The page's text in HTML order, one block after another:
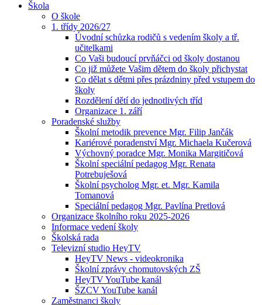
Škola
O škole
1. třídy 2026/27
Úvodní schůzka rodičů s vedením školy a tř.
učitelkami
Co Vaši budoucí prvňáčci od školy dostanou
Co již můžete Vašim dětem do školy přichystat
Co dělat s dětmi přes prázdniny před vstupem do
školy
Rozdělení dětí do jednotlivých tříd
Organizace 1. září
Poradenské služby
Školní metodik prevence Mgr. Filip Jančák
Kariérové poradenství Mgr. Michaela Kučerová
Výchovný poradce Mgr. Monika Margitičová
Školní speciální pedagog Mgr. Renata
Potrebuješová
Školní psycholog Mgr. et. Mgr. Kamila
Tomanová
Speciální pedagog Mgr. Pavlína Pretlová
Organizace školního roku 2025-2026
Informace vedení školy
Školská rada
Televizní studio HeyTV
HeyTV News - videokronika
Školní zprávy chomutovských ZŠ
HeyTV YouTube kanál
ŠZCV YouTube kanál
Zaměstnanci školy